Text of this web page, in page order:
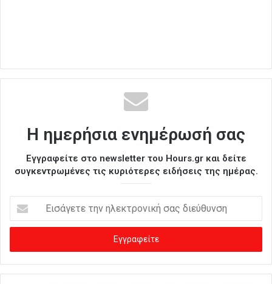
Η ημερήσια ενημέρωσή σας
Εγγραφείτε στο newsletter του Hours.gr και δείτε
συγκεντρωμένες τις κυριότερες ειδήσεις της ημέρας.
σ
γ
ε